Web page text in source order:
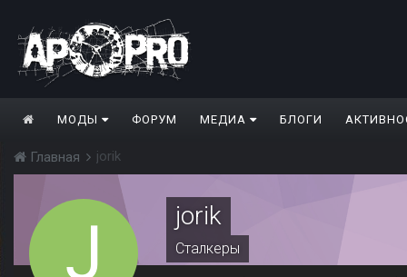
МОДЫ ФОРУМ МЕДИА БЛОГИ
Главная jorik
jorik
Сталкеры